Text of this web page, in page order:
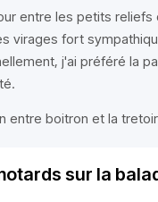
entre les petits reliefs
virages fort
j'ai préféré la
entre boitron et la
sur la